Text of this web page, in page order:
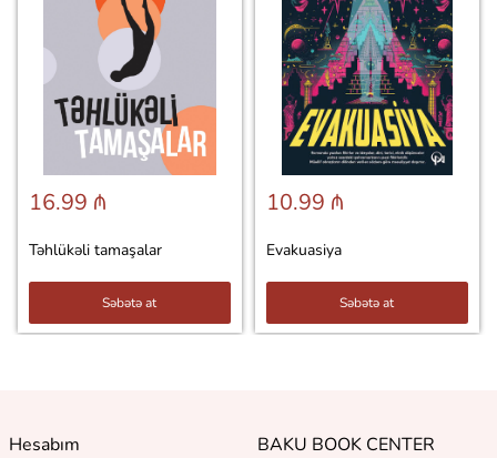
16.99 ₼
Təhlükəli tamaşalar
Səbətə at
10.99 ₼
Evakuasiya
Səbətə at
Hesabım
BAKU BOOK CENTER